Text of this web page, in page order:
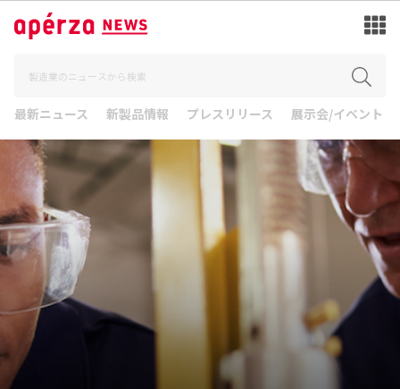
最新ニュース 新製品情報 プレスリリース 展示会/イベント